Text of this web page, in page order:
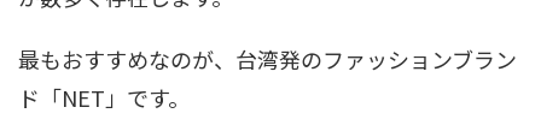
最もおすすめなのが、台湾発のファッションブラン
ド「NET」です。